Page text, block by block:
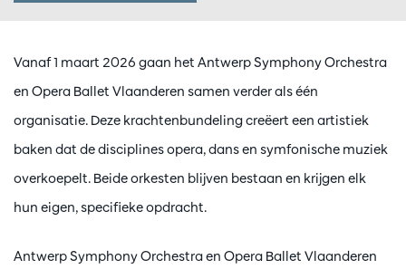
Vanaf 1 maart 2026 gaan het Antwerp Symphony Orchestra
en Opera Ballet Vlaanderen samen verder als één
organisatie. Deze krachtenbundeling creëert een artistiek
baken dat de disciplines opera, dans en symfonische muziek
overkoepelt. Beide orkesten blijven bestaan en krijgen elk
hun eigen, specifieke opdracht.
Antwerp Symphony Orchestra en Opera Ballet Vlaanderen